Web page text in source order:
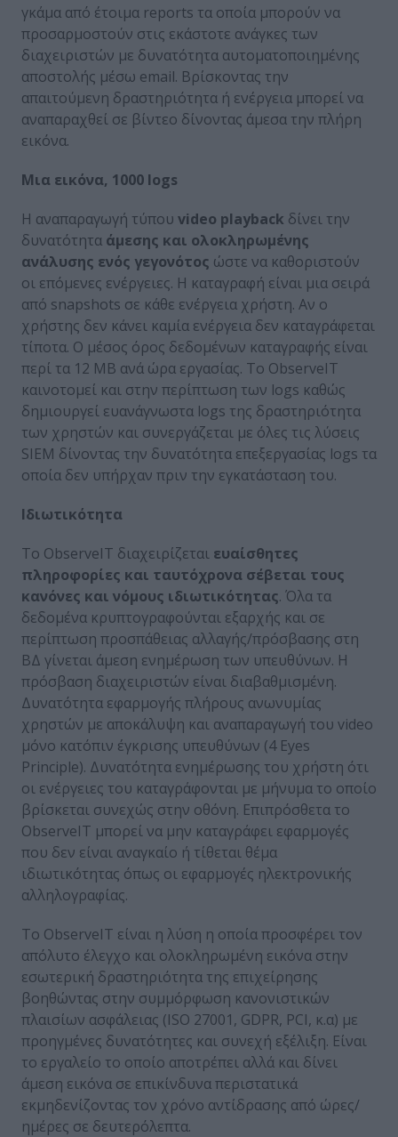
γκάμα από έτοιμα reports τα οποία μπορούν να
προσαρμοστούν στις εκάστοτε ανάγκες των
διαχειριστών με δυνατότητα αυτοματοποιημένης
αποστολής μέσω email. Βρίσκοντας την
απαιτούμενη δραστηριότητα ή ενέργεια μπορεί να
αναπαραχθεί σε βίντεο δίνοντας άμεσα την πλήρη
εικόνα.
Μια εικόνα, 1000 logs
Η αναπαραγωγή τύπου video playback δίνει την
δυνατότητα άμεσης και ολοκληρωμένης
ανάλυσης ενός γεγονότος ώστε να καθοριστούν
οι επόμενες ενέργειες. Η καταγραφή είναι μια σειρά
από snapshots σε κάθε ενέργεια χρήστη. Αν ο
χρήστης δεν κάνει καμία ενέργεια δεν καταγράφεται
τίποτα. Ο μέσος όρος δεδομένων καταγραφής είναι
περί τα 12 ΜΒ ανά ώρα εργασίας. Tο ObserveIT
καινοτομεί και στην περίπτωση των logs καθώς
δημιουργεί ευανάγνωστα logs της δραστηριότητα
των χρηστών και συνεργάζεται με όλες τις λύσεις
SIEM δίνοντας την δυνατότητα επεξεργασίας logs τα
οποία δεν υπήρχαν πριν την εγκατάσταση του.
Ιδιωτικότητα
Το ObserveIT διαχειρίζεται ευαίσθητες
πληροφορίες και ταυτόχρονα σέβεται τους
κανόνες και νόμους ιδιωτικότητας. Όλα τα
δεδομένα κρυπτογραφούνται εξαρχής και σε
περίπτωση προσπάθειας αλλαγής/πρόσβασης στη
ΒΔ γίνεται άμεση ενημέρωση των υπευθύνων. Η
πρόσβαση διαχειριστών είναι διαβαθμισμένη.
Δυνατότητα εφαρμογής πλήρους ανωνυμίας
χρηστών με αποκάλυψη και αναπαραγωγή του video
μόνο κατόπιν έγκρισης υπευθύνων (4 Eyes
Principle). Δυνατότητα ενημέρωσης του χρήστη ότι
οι ενέργειες του καταγράφονται με μήνυμα το οποίο
βρίσκεται συνεχώς στην οθόνη. Επιπρόσθετα το
ObserveIT μπορεί να μην καταγράφει εφαρμογές
που δεν είναι αναγκαίο ή τίθεται θέμα
ιδιωτικότητας όπως οι εφαρμογές ηλεκτρονικής
αλληλογραφίας.
Το ObserveIT είναι η λύση η οποία προσφέρει τον
απόλυτο έλεγχο και ολοκληρωμένη εικόνα στην
εσωτερική δραστηριότητα της επιχείρησης
βοηθώντας στην συμμόρφωση κανονιστικών
πλαισίων ασφάλειας (ISO 27001, GDPR, PCI, κ.α) με
προηγμένες δυνατότητες και συνεχή εξέλιξη. Είναι
το εργαλείο το οποίο αποτρέπει αλλά και δίνει
άμεση εικόνα σε επικίνδυνα περιστατικά
εκμηδενίζοντας τον χρόνο αντίδρασης από ώρες/
ημέρες σε δευτερόλεπτα.